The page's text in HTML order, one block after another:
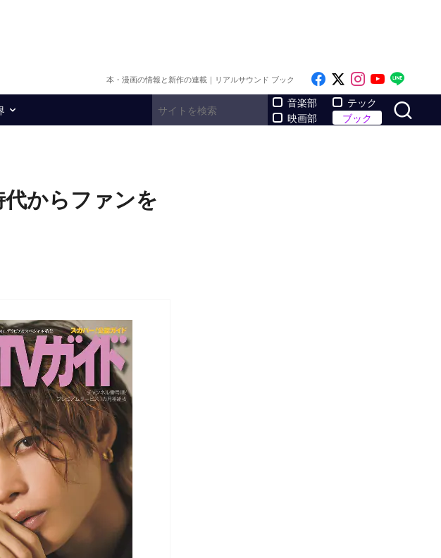
本・漫画の情報と新作の連載｜リアルサウンド ブック Like on Facebook
Follow on x
Follow on
Follow
音楽部
映画部
テック
ブック
からファンを